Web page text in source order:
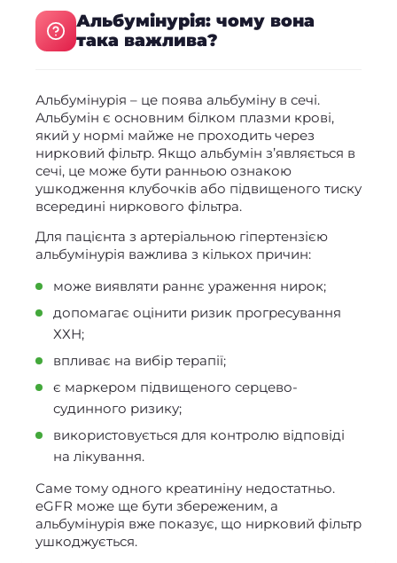
Альбумінурія: чому вона
така важлива?
Альбумінурія – це поява альбуміну в сечі.
Альбумін є основним білком плазми крові,
який у нормі майже не проходить через
нирковий фільтр. Якщо альбумін з’являється в
сечі, це може бути ранньою ознакою
ушкодження клубочків або підвищеного тиску
всередині ниркового фільтра.
Для пацієнта з артеріальною гіпертензією
альбумінурія важлива з кількох причин:
може виявляти раннє ураження нирок;
допомагає оцінити ризик прогресування
ХХН;
впливає на вибір терапії;
є маркером підвищеного серцево-
судинного ризику;
використовується для контролю відповіді
на лікування.
Саме тому одного креатиніну недостатньо.
eGFR може ще бути збереженим, а
альбумінурія вже показує, що нирковий фільтр
ушкоджується.